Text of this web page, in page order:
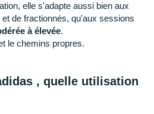
elle s'adapte aussi bien aux
et de fractionnés, qu'aux sessions
à élevée.
le chemins propres.
, quelle utilisation